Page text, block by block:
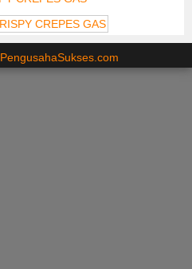
PengusahaSukses.com